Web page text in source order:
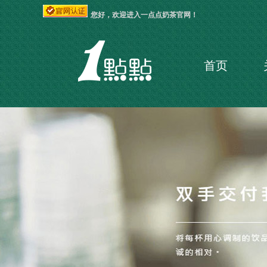
您好，欢迎进入一点点奶茶官网！
首页